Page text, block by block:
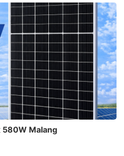
580W Malang